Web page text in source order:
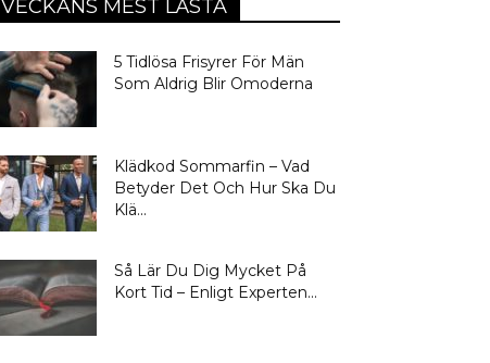
VECKANS MEST LÄSTA
5 Tidlösa Frisyrer För Män
Som Aldrig Blir Omoderna
Klädkod Sommarfin – Vad
Betyder Det Och Hur Ska Du
Klä...
Så Lär Du Dig Mycket På
Kort Tid – Enligt Experten...